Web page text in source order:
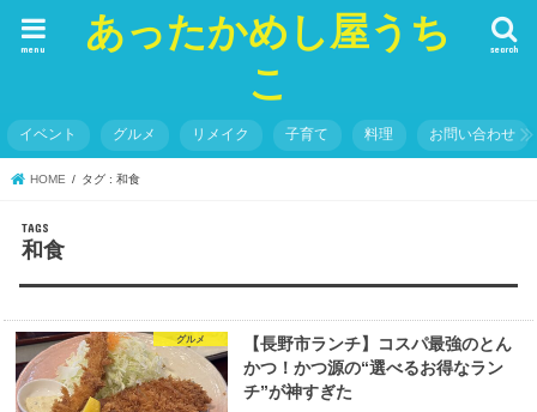
あったかめし屋うち
こ
search
menu
イベント グルメ リメイク 子育て 料理 お問い合わせ
HOME タグ : 和食
和食
グルメ
【長野市ランチ】コスパ最強のとん
かつ！かつ源の“選べるお得なラン
チ”が神すぎた